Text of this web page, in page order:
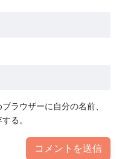
ラウザーに自分の名前、
る。